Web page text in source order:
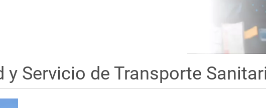
y Servicio de Transporte